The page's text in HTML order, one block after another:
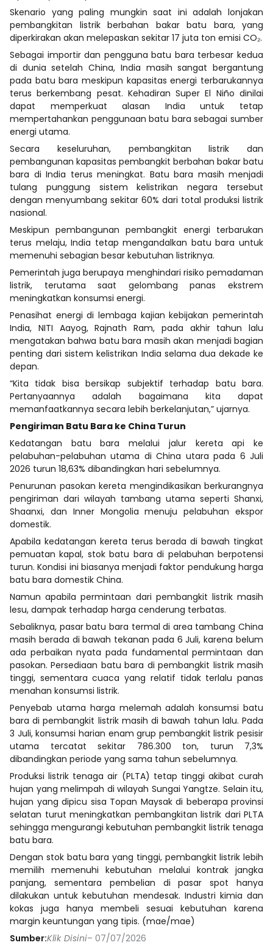
Skenario yang paling mungkin saat ini adalah lonjakan
pembangkitan listrik berbahan bakar batu bara, yang
diperkirakan akan melepaskan sekitar 17 juta ton emisi CO₂.
Sebagai importir dan pengguna batu bara terbesar kedua
di dunia setelah China, India masih sangat bergantung
pada batu bara meskipun kapasitas energi terbarukannya
terus berkembang pesat. Kehadiran Super El Niño dinilai
dapat memperkuat alasan India untuk tetap
mempertahankan penggunaan batu bara sebagai sumber
energi utama.
Secara keseluruhan, pembangkitan listrik dan
pembangunan kapasitas pembangkit berbahan bakar batu
bara di India terus meningkat. Batu bara masih menjadi
tulang punggung sistem kelistrikan negara tersebut
dengan menyumbang sekitar 60% dari total produksi listrik
nasional.
Meskipun pembangunan pembangkit energi terbarukan
terus melaju, India tetap mengandalkan batu bara untuk
memenuhi sebagian besar kebutuhan listriknya.
Pemerintah juga berupaya menghindari risiko pemadaman
listrik, terutama saat gelombang panas ekstrem
meningkatkan konsumsi energi.
Penasihat energi di lembaga kajian kebijakan pemerintah
India, NITI Aayog, Rajnath Ram, pada akhir tahun lalu
mengatakan bahwa batu bara masih akan menjadi bagian
penting dari sistem kelistrikan India selama dua dekade ke
depan.
“Kita tidak bisa bersikap subjektif terhadap batu bara.
Pertanyaannya adalah bagaimana kita dapat
memanfaatkannya secara lebih berkelanjutan,” ujarnya.
Pengiriman Batu Bara ke China Turun
Kedatangan batu bara melalui jalur kereta api ke
pelabuhan-pelabuhan utama di China utara pada 6 Juli
2026 turun 18,63% dibandingkan hari sebelumnya.
Penurunan pasokan kereta mengindikasikan berkurangnya
pengiriman dari wilayah tambang utama seperti Shanxi,
Shaanxi, dan Inner Mongolia menuju pelabuhan ekspor
domestik.
Apabila kedatangan kereta terus berada di bawah tingkat
pemuatan kapal, stok batu bara di pelabuhan berpotensi
turun. Kondisi ini biasanya menjadi faktor pendukung harga
batu bara domestik China.
Namun apabila permintaan dari pembangkit listrik masih
lesu, dampak terhadap harga cenderung terbatas.
Sebaliknya, pasar batu bara termal di area tambang China
masih berada di bawah tekanan pada 6 Juli, karena belum
ada perbaikan nyata pada fundamental permintaan dan
pasokan. Persediaan batu bara di pembangkit listrik masih
tinggi, sementara cuaca yang relatif tidak terlalu panas
menahan konsumsi listrik.
Penyebab utama harga melemah adalah konsumsi batu
bara di pembangkit listrik masih di bawah tahun lalu. Pada
3 Juli, konsumsi harian enam grup pembangkit listrik pesisir
utama tercatat sekitar 786.300 ton, turun 7,3%
dibandingkan periode yang sama tahun sebelumnya.
Produksi listrik tenaga air (PLTA) tetap tinggi akibat curah
hujan yang melimpah di wilayah Sungai Yangtze. Selain itu,
hujan yang dipicu sisa Topan Maysak di beberapa provinsi
selatan turut meningkatkan pembangkitan listrik dari PLTA
sehingga mengurangi kebutuhan pembangkit listrik tenaga
batu bara.
Dengan stok batu bara yang tinggi, pembangkit listrik lebih
memilih memenuhi kebutuhan melalui kontrak jangka
panjang, sementara pembelian di pasar spot hanya
dilakukan untuk kebutuhan mendesak. Industri kimia dan
kokas juga hanya membeli sesuai kebutuhan karena
margin keuntungan yang tipis. (mae/mae)
Sumber:Klik Disini– 07/07/2026